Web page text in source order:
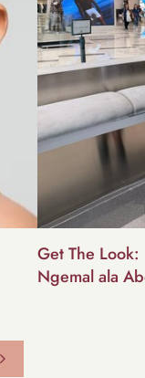
Get The
Ngemal ala